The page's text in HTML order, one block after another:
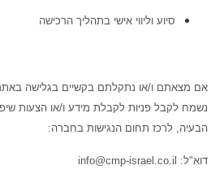
סיוע וליווי אישי בתהליך הרכישה
אם מצאתם ו/או נתקלתם בקשיים בגלישה
נשמח לקבל פניות לקבלת מידע ו/או הצעות
הבעיה, לרכז תחום הנגישות בחברה:
דוא"ל: info@cmp-israel.co.il